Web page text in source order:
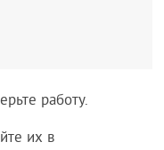
работу.
их в